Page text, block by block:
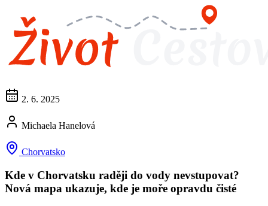
2. 6. 2025
Michaela Hanelová
Chorvatsko
Kde v Chorvatsku raději do vody nevstupovat?
Nová mapa ukazuje, kde je moře opravdu čisté